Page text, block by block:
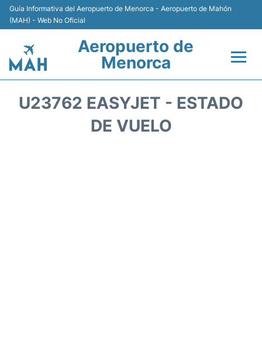
Guía Informativa del Aeropuerto de Menorca - Aeropuerto de Mahón
(MAH) - Web No Oficial
Aeropuerto de
Menorca
U23762 EASYJET - ESTADO
DE VUELO